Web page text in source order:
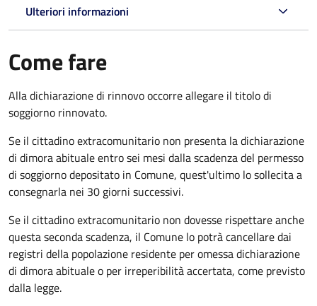
Ulteriori informazioni
Come fare
Alla dichiarazione di rinnovo occorre allegare il titolo di
soggiorno rinnovato.
Se il cittadino extracomunitario non presenta la dichiarazione
di dimora abituale entro sei mesi dalla scadenza del permesso
di soggiorno depositato in Comune, quest'ultimo lo sollecita a
consegnarla nei 30 giorni successivi.
Se il cittadino extracomunitario non dovesse rispettare anche
questa seconda scadenza, il Comune lo potrà cancellare dai
registri della popolazione residente per omessa dichiarazione
di dimora abituale o per irreperibilità accertata, come previsto
dalla legge.